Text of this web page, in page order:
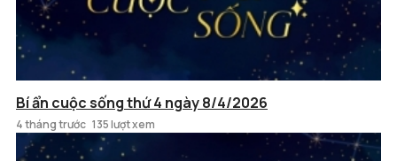
Bí ẩn cuộc sống thứ 4 ngày 8/4/2026
4 tháng trước 135 lượt xem